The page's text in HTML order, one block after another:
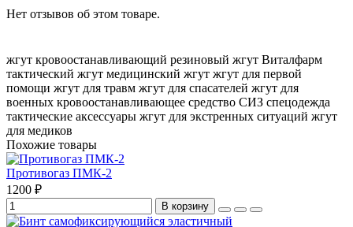
Нет отзывов об этом товаре.
жгут кровоостанавливающий резиновый жгут Виталфарм
тактический жгут медицинский жгут жгут для первой
помощи жгут для травм жгут для спасателей жгут для
военных кровоостанавливающее средство СИЗ спецодежда
тактические аксессуары жгут для экстренных ситуаций жгут
для медиков
Похожие товары
Противогаз ПМК-2
1200 ₽
В корзину